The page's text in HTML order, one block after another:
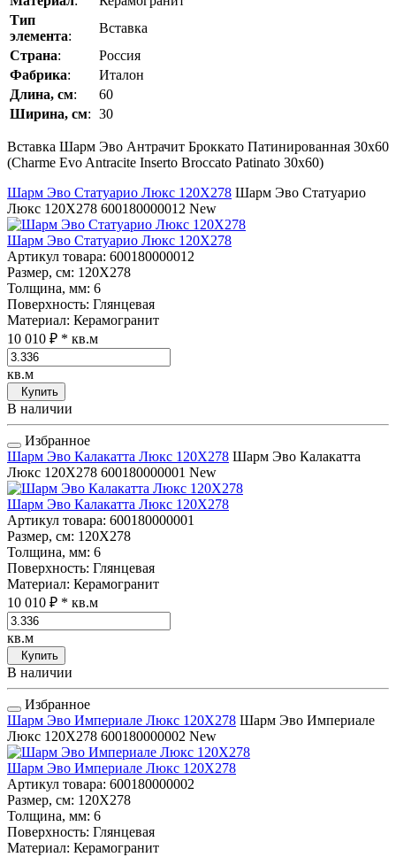
Тип
элемента:
Вставка
Страна:
Россия
Фабрика:
Италон
Длина, см:
60
Ширина, см: 30
Вставка Шарм Эво Антрачит Броккато Патинированная 30x60
(Charme Evo Antracite Inserto Broccato Patinato 30x60)
Шарм Эво Статуарио Люкс 120Х278 Шарм Эво Статуарио
Люкс 120Х278 600180000012 New
Шарм Эво Статуарио Люкс 120Х278
Артикул товара: 600180000012
Размер, см: 120Х278
Толщина, мм: 6
Поверхность: Глянцевая
Материал: Керамогранит
10 010 ₽ * кв.м
кв.м
Купить
В наличии
Избранное
Шарм Эво Калакатта Люкс 120Х278 Шарм Эво Калакатта
Люкс 120Х278 600180000001 New
Шарм Эво Калакатта Люкс 120Х278
Артикул товара: 600180000001
Размер, см: 120Х278
Толщина, мм: 6
Поверхность: Глянцевая
Материал: Керамогранит
10 010 ₽ * кв.м
кв.м
Купить
В наличии
Избранное
Шарм Эво Империале Люкс 120Х278 Шарм Эво Империале
Люкс 120Х278 600180000002 New
Шарм Эво Империале Люкс 120Х278
Артикул товара: 600180000002
Размер, см: 120Х278
Толщина, мм: 6
Поверхность: Глянцевая
Материал: Керамогранит